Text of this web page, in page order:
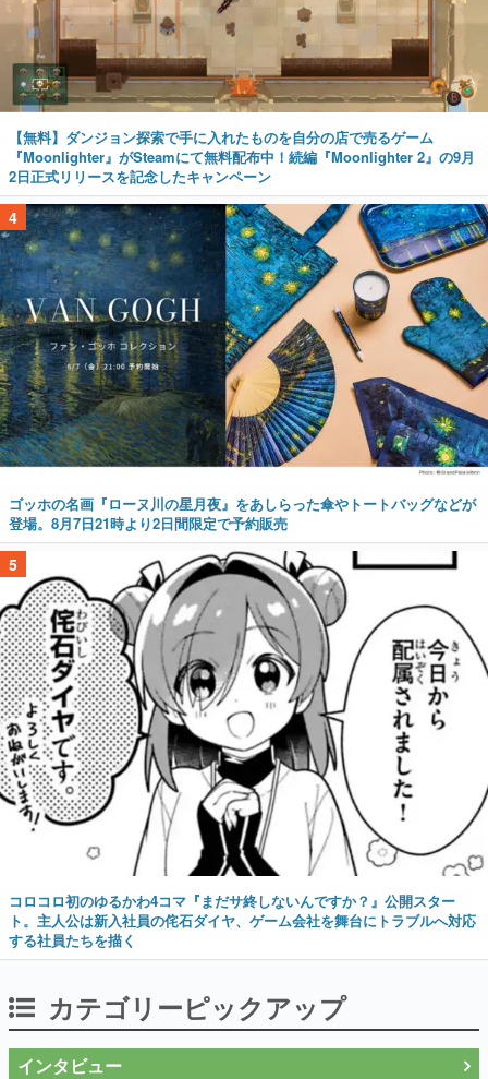
【無料】ダンジョン探索で手に入れたものを自分の店で売るゲーム
『Moonlighter』がSteamにて無料配布中！続編『Moonlighter 2』の9月
2日正式リリースを記念したキャンペーン
4
ゴッホの名画『ローヌ川の星月夜』をあしらった傘やトートバッグなどが
登場。8月7日21時より2日間限定で予約販売
5
コロコロ初のゆるかわ4コマ『まだサ終しないんですか？』公開スター
ト。主人公は新入社員の侘石ダイヤ、ゲーム会社を舞台にトラブルへ対応
する社員たちを描く
カテゴリーピックアップ
インタビュー